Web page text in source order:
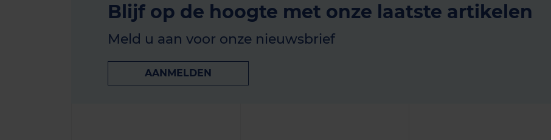
Blijf op de hoogte met onze laatste artikelen
Meld u aan voor onze nieuwsbrief
AANMELDEN